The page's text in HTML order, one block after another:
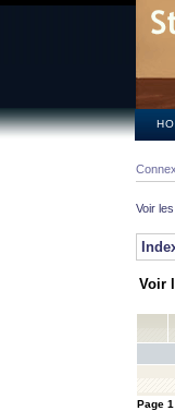
Voir
Voir
Page 1